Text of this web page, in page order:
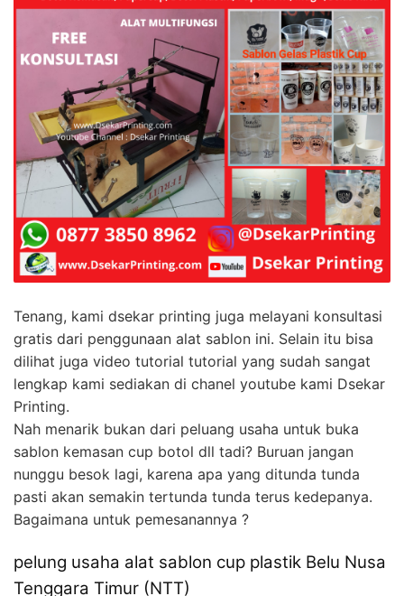
Tenang, kami dsekar printing juga melayani konsultasi
gratis dari penggunaan alat sablon ini. Selain itu bisa
dilihat juga video tutorial tutorial yang sudah sangat
lengkap kami sediakan di chanel youtube kami Dsekar
Printing.
Nah menarik bukan dari peluang usaha untuk buka
sablon kemasan cup botol dll tadi? Buruan jangan
nunggu besok lagi, karena apa yang ditunda tunda
pasti akan semakin tertunda tunda terus kedepanya.
Bagaimana untuk pemesanannya ?
pelung usaha alat sablon cup plastik Belu Nusa
Tenggara Timur (NTT)